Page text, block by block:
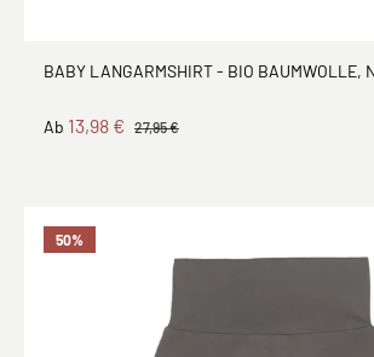
BABY LANGARMSHIRT - BIO BAUMWOLLE,
Ab 13,98 € 27,95 €
50%